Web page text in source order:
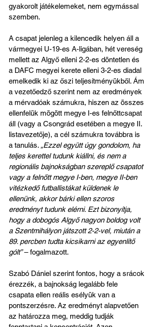
gyakorolt játékelemeket, nem egymással
szemben.
A csapat jelenleg a kilencedik helyen áll a
vármegyei U-19-es A-ligában, hét vereség
mellett az Algyő elleni 2-2-es döntetlen és
a DAFC megyei kerete elleni 3-2-es diadal
emelkedik ki az őszi teljesítményükből. Ám
a vezetőedző szerint nem az eredmények
a mérvadóak számukra, hiszen az összes
ellenfelük mögött megye I-es felnőttcsapat
áll (vagy a Csongrád esetében a megye II.
listavezetője), a cél számukra továbbra is
a tanulás. „Ezzel együtt úgy gondolom, ha
teljes kerettel tudunk kiállni, és nem a
regionális bajnokságban szereplő csapatot
vagy a felnőtt megye I-ben, megye II-ben
vitézkedő futballistákat küldenek le
ellenünk, akkor bárki ellen szoros
eredményt tudunk elérni. Ezt bizonyítja,
hogy a dobogós Algyő nagyon boldog volt
a Szentmihályon játszott 2-2-vel, miután a
89. percben tudta kicsikarni az egyenlítő
gólt” – fogalmazott.
Szabó Dániel szerint fontos, hogy a srácok
érezzék, a bajnokság legalább fele
csapata ellen reális esélyük van a
pontszerzésre. Az eredményt alapvetően
az határozza meg, meddig tudják